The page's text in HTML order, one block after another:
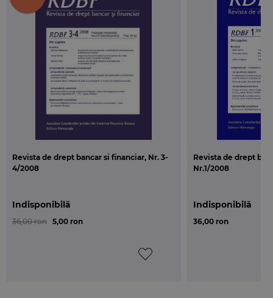
revista reprezinta o sursa de informatie si dezbatere pentru
juristii interesati de aspectele dreptului bancar. In egala
masura, specialistilor din domeniul dreptului financiar si fiscal
li se ofera o tribuna in care sa exprime si sa afle opinii, utile
tuturor celor interesati, indiferent de domeniul in care
activeaza.
Revista de drept bancar si financiar, Nr. 3-
4/2008
36,00 ron 5,00 ron
Indisponibilă
Revista de drept
Nr.1/2008
36,00 ron
Indisponibilă